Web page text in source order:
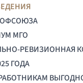
МГО
РЕВИЗИОННАЯ
ГОДА